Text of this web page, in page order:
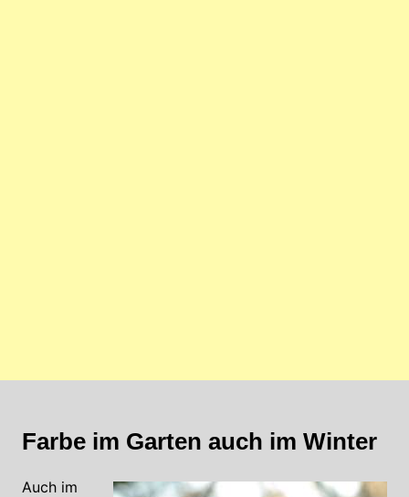
Farbe im Garten auch im Winter
Auch im